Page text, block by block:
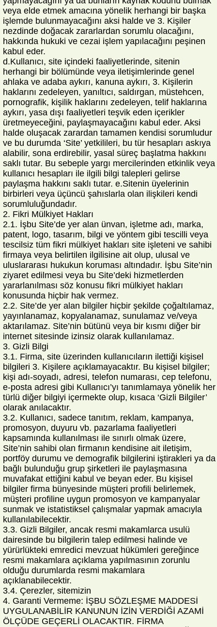
veya elde etmek amacına yönelik herhangi bir başka
işlemde bulunmayacağını aksi halde ve 3. Kişiler
nezdinde doğacak zararlardan sorumlu olacağını,
hakkında hukuki ve cezai işlem yapılacağını peşinen
kabul eder.
d.Kullanıcı, site içindeki faaliyetlerinde, sitenin
herhangi bir bölümünde veya iletişimlerinde genel
ahlaka ve adaba aykırı, kanuna aykırı, 3. Kişilerin
haklarını zedeleyen, yanıltıcı, saldırgan, müstehcen,
pornografik, kişilik haklarını zedeleyen, telif haklarına
aykırı, yasa dışı faaliyetleri teşvik eden içerikler
üretmeyeceğini, paylaşmayacağını kabul eder. Aksi
halde oluşacak zarardan tamamen kendisi sorumludur
ve bu durumda ‘Site’ yetkilileri, bu tür hesapları askıya
alabilir, sona erdirebilir, yasal süreç başlatma hakkını
saklı tutar. Bu sebeple yargı mercilerinden etkinlik veya
kullanıcı hesapları ile ilgili bilgi talepleri gelirse
paylaşma hakkını saklı tutar. e.Sitenin üyelerinin
birbirleri veya üçüncü şahıslarla olan ilişkileri kendi
sorumluluğundadır.
2. Fikri Mülkiyet Hakları
2.1. İşbu Site’de yer alan ünvan, işletme adı, marka,
patent, logo, tasarım, bilgi ve yöntem gibi tescilli veya
tescilsiz tüm fikri mülkiyet hakları site işleteni ve sahibi
firmaya veya belirtilen ilgilisine ait olup, ulusal ve
uluslararası hukukun koruması altındadır. İşbu Site’nin
ziyaret edilmesi veya bu Site’deki hizmetlerden
yararlanılması söz konusu fikri mülkiyet hakları
konusunda hiçbir hak vermez.
2.2. Site’de yer alan bilgiler hiçbir şekilde çoğaltılamaz,
yayınlanamaz, kopyalanamaz, sunulamaz ve/veya
aktarılamaz. Site’nin bütünü veya bir kısmı diğer bir
internet sitesinde izinsiz olarak kullanılamaz.
3. Gizli Bilgi
3.1. Firma, site üzerinden kullanıcıların ilettiği kişisel
bilgileri 3. Kişilere açıklamayacaktır. Bu kişisel bilgiler;
kişi adı-soyadı, adresi, telefon numarası, cep telefonu,
e-posta adresi gibi Kullanıcı’yı tanımlamaya yönelik her
türlü diğer bilgiyi içermekte olup, kısaca ‘Gizli Bilgiler’
olarak anılacaktır.
3.2. Kullanıcı, sadece tanıtım, reklam, kampanya,
promosyon, duyuru vb. pazarlama faaliyetleri
kapsamında kullanılması ile sınırlı olmak üzere,
Site’nin sahibi olan firmanın kendisine ait iletişim,
portföy durumu ve demografik bilgilerini iştirakleri ya da
bağlı bulunduğu grup şirketleri ile paylaşmasına
muvafakat ettiğini kabul ve beyan eder. Bu kişisel
bilgiler firma bünyesinde müşteri profili belirlemek,
müşteri profiline uygun promosyon ve kampanyalar
sunmak ve istatistiksel çalışmalar yapmak amacıyla
kullanılabilecektir.
3.3. Gizli Bilgiler, ancak resmi makamlarca usulü
dairesinde bu bilgilerin talep edilmesi halinde ve
yürürlükteki emredici mevzuat hükümleri gereğince
resmi makamlara açıklama yapılmasının zorunlu
olduğu durumlarda resmi makamlara
açıklanabilecektir.
3.4. Çerezler, sitemizin
4. Garanti Vermeme: İŞBU SÖZLEŞME MADDESİ
UYGULANABİLİR KANUNUN İZİN VERDİĞİ AZAMİ
ÖLÇÜDE GEÇERLİ OLACAKTIR. FİRMA